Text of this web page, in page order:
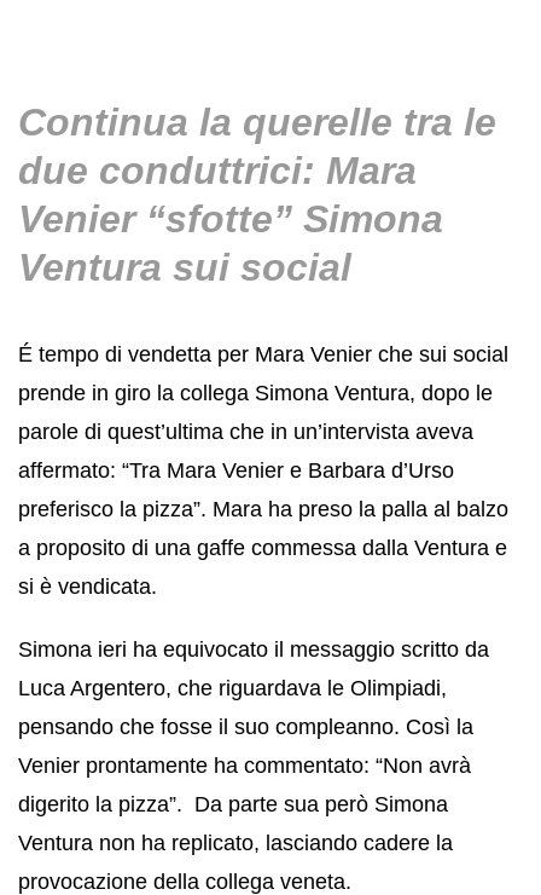
Continua la querelle tra le
due conduttrici: Mara
Venier “sfotte” Simona
Ventura sui social
É tempo di vendetta per Mara Venier che sui social
prende in giro la collega Simona Ventura, dopo le
parole di quest’ultima che in un’intervista aveva
affermato: “Tra Mara Venier e Barbara d’Urso
preferisco la pizza”. Mara ha preso la palla al balzo
a proposito di una gaffe commessa dalla Ventura e
si è vendicata.
Simona ieri ha equivocato il messaggio scritto da
Luca Argentero, che riguardava le Olimpiadi,
pensando che fosse il suo compleanno. Così la
Venier prontamente ha commentato: “Non avrà
digerito la pizza”. Da parte sua però Simona
Ventura non ha replicato, lasciando cadere la
provocazione della collega veneta.